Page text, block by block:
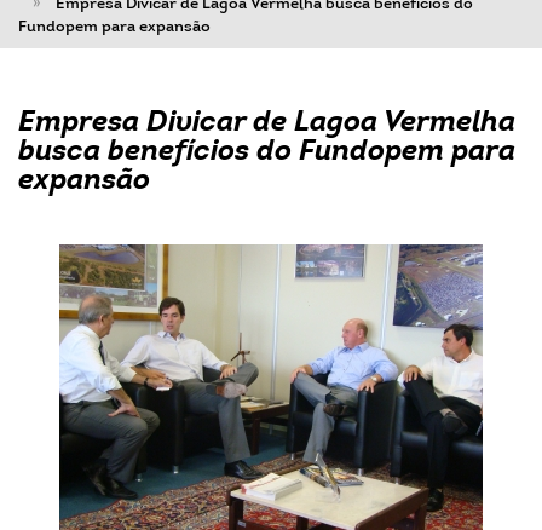
Empresa Divicar de Lagoa Vermelha busca benefícios do
Fundopem para expansão
Empresa Divicar de Lagoa Vermelha
busca benefícios do Fundopem para
expansão